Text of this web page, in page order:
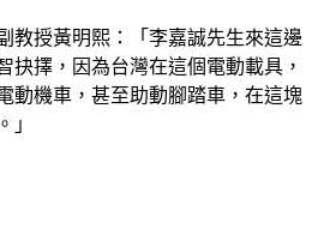
教授黃明熙：「李嘉誠先生來這邊
抉擇，因為台灣在這個電動載具，
動機車，甚至助動腳踏車，在這塊
」